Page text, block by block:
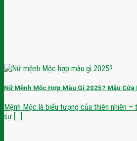
Nữ Mệnh Mộc Hợp Màu Gì 2025? Mẫu Cửa
Mệnh Mộc là biểu tượng của thiên nhiên
sự [...]